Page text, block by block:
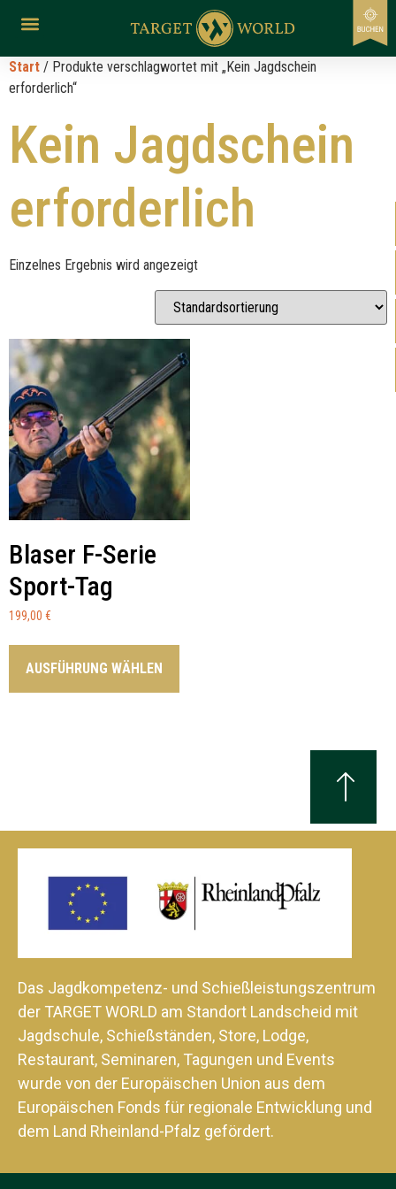
Start / Produkte verschlagwortet mit „Kein Jagdschein
erforderlich“
Kein Jagdschein
erforderlich
Einzelnes Ergebnis wird angezeigt
Blaser F-Serie
Sport-Tag
199,00 €
AUSFÜHRUNG WÄHLEN
Das Jagdkompetenz- und Schießleistungszentrum
der TARGET WORLD am Standort Landscheid mit
Jagdschule, Schießständen, Store, Lodge,
Restaurant, Seminaren, Tagungen und Events
wurde von der Europäischen Union aus dem
Europäischen Fonds für regionale Entwicklung und
dem Land Rheinland-Pfalz gefördert.